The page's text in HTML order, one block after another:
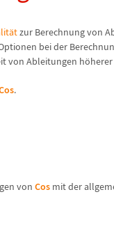
ätzur Berechnung von
bei der
von Ableitungen hö
.
von Cos mit der